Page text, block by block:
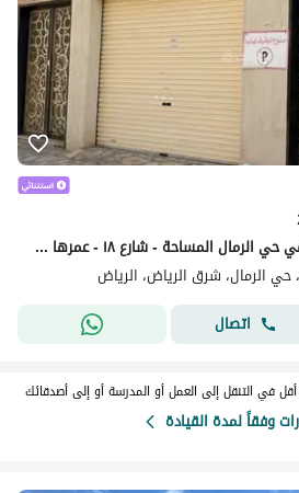
استراحة للبيع بقيمة الارض في حي الرمال المساحة - شارع ١٨ - عمرها ١٥ سنة
الرمال، شرق الرياض، الرياض
اتصال
في التنقل إلى العمل أو المدرسة أو إلى أصدقائك
وفقاً لمدة القيادة